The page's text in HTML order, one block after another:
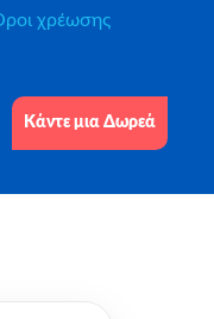
χρέωσης
Κάντε μια Δωρεά